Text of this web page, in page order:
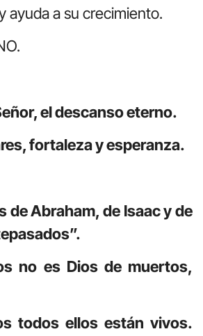
ayuda a su crecimiento.
el descanso eterno.
fortaleza y esperanza.
de Abraham, de Isaac y de
no es Dios de muertos,
todos ellos están vivos.